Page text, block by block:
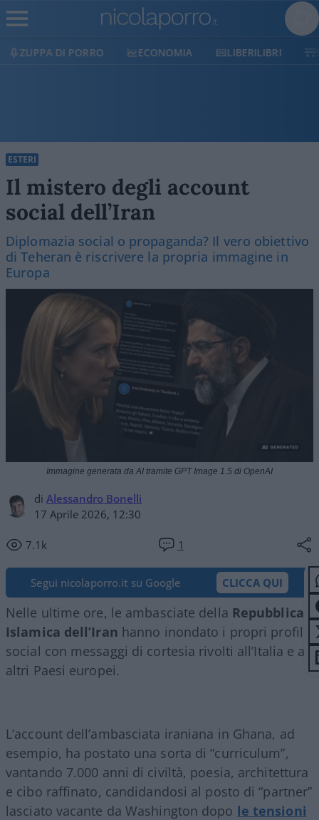
ECONOMIA LIBERILIBRI SHOP SOSTIENICI
ESTERI
Il mistero degli account
social dell’Iran
Diplomazia social o propaganda? Il vero obiettivo
di Teheran è riscrivere la propria immagine in
Europa
di Alessandro Bonelli
17 Aprile 2026, 12:30
7.1k 1
Immagine generata da AI tramite GPT Image 1.5 di OpenAI
Segui nicolaporro.it su Google CLICCA QUI
Nelle ultime ore, le ambasciate della Repubblica
Islamica dell’Iran hanno inondato i propri profili
social con messaggi di cortesia rivolti all’Italia e ad
altri Paesi europei.
L’account dell’ambasciata iraniana in Ghana, ad
esempio, ha postato una sorta di “curriculum”,
vantando 7.000 anni di civiltà, poesia, architettura
e cibo raffinato, candidandosi al posto di “partner”
lasciato vacante da Washington dopo le tensioni